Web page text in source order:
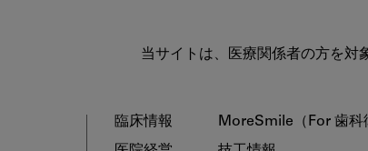
当サイトは、医療関係者の方を対
臨床情報
MoreSmile （For 歯科